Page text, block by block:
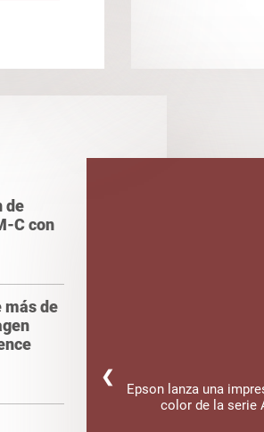
de
C con
más de
Epson lanza una
color de la serie
❮